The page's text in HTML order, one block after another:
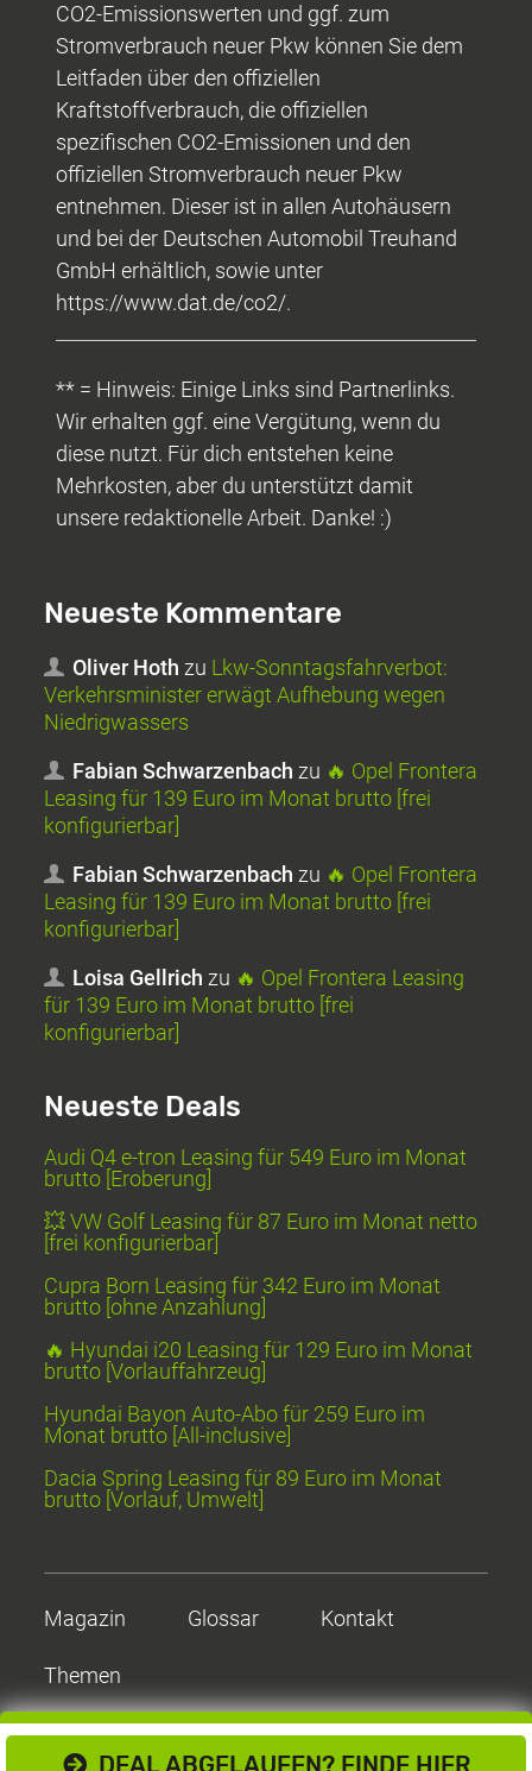
DEAL ABGELAUFEN? FINDE HIER
CO2-Emissionswerten und ggf. zum
Stromverbrauch neuer Pkw können Sie dem
Leitfaden über den offiziellen
Kraftstoffverbrauch, die offiziellen
spezifischen CO2-Emissionen und den
offiziellen Stromverbrauch neuer Pkw
entnehmen. Dieser ist in allen Autohäusern
und bei der Deutschen Automobil Treuhand
GmbH erhältlich, sowie unter
https://www.dat.de/co2/.
** = Hinweis: Einige Links sind Partnerlinks.
Wir erhalten ggf. eine Vergütung, wenn du
diese nutzt. Für dich entstehen keine
Mehrkosten, aber du unterstützt damit
unsere redaktionelle Arbeit. Danke! :)
Neueste Kommentare
Oliver Hoth zu Lkw-Sonntagsfahrverbot:
Verkehrsminister erwägt Aufhebung wegen
Niedrigwassers
Fabian Schwarzenbach zu 🔥 Opel Frontera
Leasing für 139 Euro im Monat brutto [frei
konfigurierbar]
Fabian Schwarzenbach zu 🔥 Opel Frontera
Leasing für 139 Euro im Monat brutto [frei
konfigurierbar]
Loisa Gellrich zu 🔥 Opel Frontera Leasing
für 139 Euro im Monat brutto [frei
konfigurierbar]
Neueste Deals
Audi Q4 e-tron Leasing für 549 Euro im Monat
brutto [Eroberung]
💥 VW Golf Leasing für 87 Euro im Monat netto
[frei konfigurierbar]
Cupra Born Leasing für 342 Euro im Monat
brutto [ohne Anzahlung]
🔥 Hyundai i20 Leasing für 129 Euro im Monat
brutto [Vorlauffahrzeug]
Hyundai Bayon Auto-Abo für 259 Euro im
Monat brutto [All-inclusive]
Dacia Spring Leasing für 89 Euro im Monat
brutto [Vorlauf, Umwelt]
Magazin Glossar Kontakt
Themen